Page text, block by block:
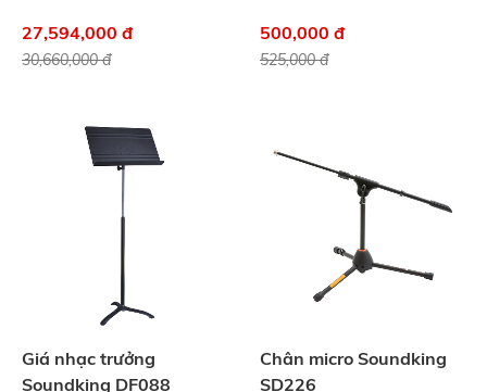
27,594,000 đ
30,660,000 đ
500,000 đ
525,000 đ
Giá nhạc trưởng
Soundking DF088
Chân micro Soundking
SD226